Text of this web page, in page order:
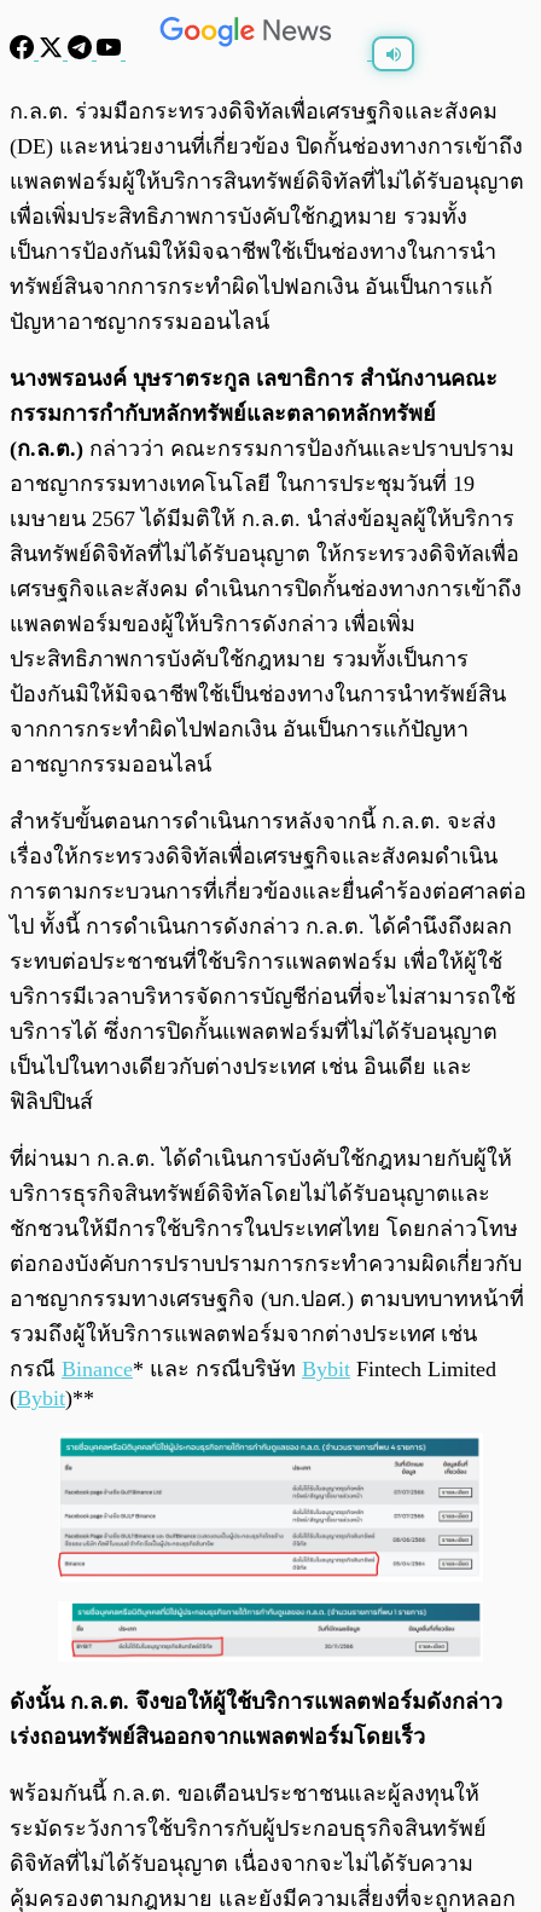
พร้อมเล่น /
ก.ล.ต. ร่วมมือกระทรวงดิจิทัลเพื่อเศรษฐกิจและสังคม
(DE) และหน่วยงานที่เกี่ยวข้อง ปิดกั้นช่องทางการเข้าถึง
แพลตฟอร์มผู้ให้บริการสินทรัพย์ดิจิทัลที่ไม่ได้รับอนุญาต
เพื่อเพิ่มประสิทธิภาพการบังคับใช้กฎหมาย รวมทั้ง
เป็นการป้องกันมิให้มิจฉาชีพใช้เป็นช่องทางในการนำ
ทรัพย์สินจากการกระทำผิดไปฟอกเงิน อันเป็นการแก้
ปัญหาอาชญากรรมออนไลน์
นางพรอนงค์ บุษราตระกูล เลขาธิการ สำนักงานคณะ
กรรมการกำกับหลักทรัพย์และตลาดหลักทรัพย์
(ก.ล.ต.) กล่าวว่า คณะกรรมการป้องกันและปราบปราม
อาชญากรรมทางเทคโนโลยี ในการประชุมวันที่ 19
เมษายน 2567 ได้มีมติให้ ก.ล.ต. นำส่งข้อมูลผู้ให้บริการ
สินทรัพย์ดิจิทัลที่ไม่ได้รับอนุญาต ให้กระทรวงดิจิทัลเพื่อ
เศรษฐกิจและสังคม ดำเนินการปิดกั้นช่องทางการเข้าถึง
แพลตฟอร์มของผู้ให้บริการดังกล่าว เพื่อเพิ่ม
ประสิทธิภาพการบังคับใช้กฎหมาย รวมทั้งเป็นการ
ป้องกันมิให้มิจฉาชีพใช้เป็นช่องทางในการนำทรัพย์สิน
จากการกระทำผิดไปฟอกเงิน อันเป็นการแก้ปัญหา
อาชญากรรมออนไลน์
สำหรับขั้นตอนการดำเนินการหลังจากนี้ ก.ล.ต. จะส่ง
เรื่องให้กระทรวงดิจิทัลเพื่อเศรษฐกิจและสังคมดำเนิน
การตามกระบวนการที่เกี่ยวข้องและยื่นคำร้องต่อศาลต่อ
ไป ทั้งนี้ การดำเนินการดังกล่าว ก.ล.ต. ได้คำนึงถึงผลก
ระทบต่อประชาชนที่ใช้บริการแพลตฟอร์ม เพื่อให้ผู้ใช้
บริการมีเวลาบริหารจัดการบัญชีก่อนที่จะไม่สามารถใช้
บริการได้ ซึ่งการปิดกั้นแพลตฟอร์มที่ไม่ได้รับอนุญาต
เป็นไปในทางเดียวกับต่างประเทศ เช่น อินเดีย และ
ฟิลิปปินส์
ที่ผ่านมา ก.ล.ต. ได้ดำเนินการบังคับใช้กฎหมายกับผู้ให้
บริการธุรกิจสินทรัพย์ดิจิทัลโดยไม่ได้รับอนุญาตและ
ชักชวนให้มีการใช้บริการในประเทศไทย โดยกล่าวโทษ
ต่อกองบังคับการปราบปรามการกระทำความผิดเกี่ยวกับ
อาชญากรรมทางเศรษฐกิจ (บก.ปอศ.) ตามบทบาทหน้าที่
รวมถึงผู้ให้บริการแพลตฟอร์มจากต่างประเทศ เช่น
กรณี Binance* และ กรณีบริษัท Bybit Fintech Limited
(Bybit)**
ดังนั้น ก.ล.ต. จึงขอให้ผู้ใช้บริการแพลตฟอร์มดังกล่าว
เร่งถอนทรัพย์สินออกจากแพลตฟอร์มโดยเร็ว
พร้อมกันนี้ ก.ล.ต. ขอเตือนประชาชนและผู้ลงทุนให้
ระมัดระวังการใช้บริการกับผู้ประกอบธุรกิจสินทรัพย์
ดิจิทัลที่ไม่ได้รับอนุญาต เนื่องจากจะไม่ได้รับความ
คุ้มครองตามกฎหมาย และยังมีความเสี่ยงที่จะถูกหลอก